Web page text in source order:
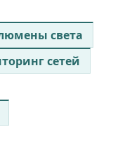
света
сетей